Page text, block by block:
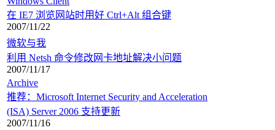
在 IE7 浏览网站时用好 Ctrl+Alt 组合键
2007/11/22
微软与我
利用 Netsh 命令修改网卡地址解决小问题
2007/11/17
Archive
推荐：Microsoft Internet Security and Acceleration
(ISA) Server 2006 支持更新
2007/11/16